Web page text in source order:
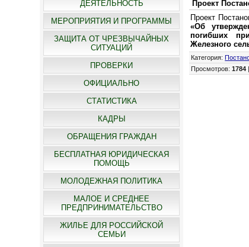
ДЕЯТЕЛЬНОСТЬ
МЕРОПРИЯТИЯ И ПРОГРАММЫ
ЗАЩИТА ОТ ЧРЕЗВЫЧАЙНЫХ
СИТУАЦИЙ
ПРОВЕРКИ
ОФИЦИАЛЬНО
СТАТИСТИКА
КАДРЫ
ОБРАЩЕНИЯ ГРАЖДАН
БЕСПЛАТНАЯ ЮРИДИЧЕСКАЯ
ПОМОЩЬ
МОЛОДЕЖНАЯ ПОЛИТИКА
МАЛОЕ И СРЕДНЕЕ
ПРЕДПРИНИМАТЕЛЬСТВО
ЖИЛЬЕ ДЛЯ РОССИЙСКОЙ
СЕМЬИ
Проект
Проект
«Об
погибших
Железного
Категория:
Просмотров:1784